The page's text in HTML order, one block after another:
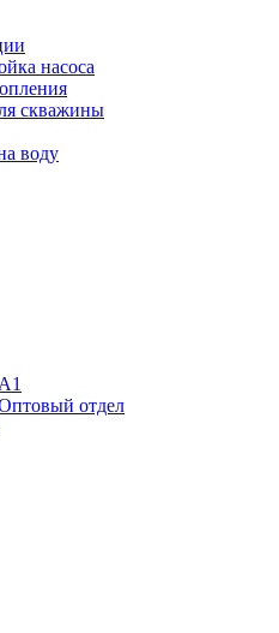
насоса
скважины
воду
A1
отдел